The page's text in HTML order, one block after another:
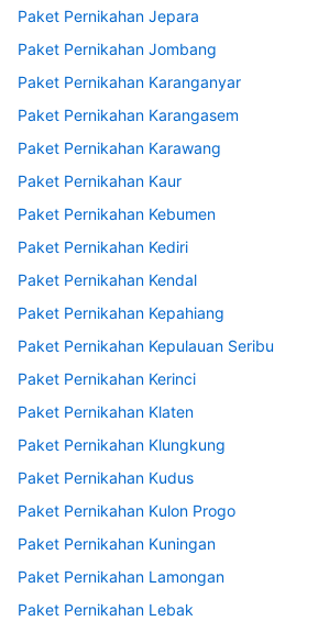
Paket Pernikahan Jepara
Paket Pernikahan Jombang
Paket Pernikahan Karanganyar
Paket Pernikahan Karangasem
Paket Pernikahan Karawang
Paket Pernikahan Kaur
Paket Pernikahan Kebumen
Paket Pernikahan Kediri
Paket Pernikahan Kendal
Paket Pernikahan Kepahiang
Paket Pernikahan Kepulauan Seribu
Paket Pernikahan Kerinci
Paket Pernikahan Klaten
Paket Pernikahan Klungkung
Paket Pernikahan Kudus
Paket Pernikahan Kulon Progo
Paket Pernikahan Kuningan
Paket Pernikahan Lamongan
Paket Pernikahan Lebak